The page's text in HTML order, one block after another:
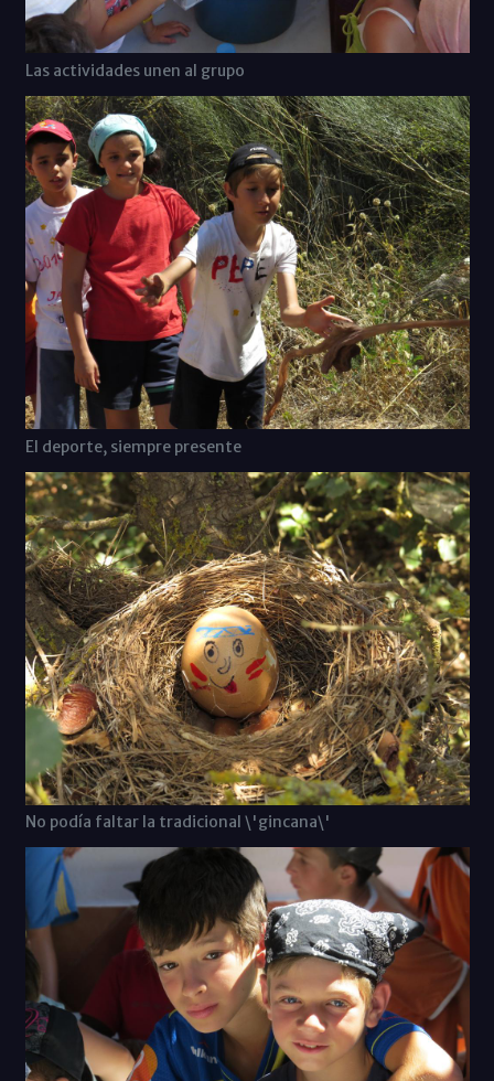
Las actividades unen al grupo
El deporte, siempre presente
No podía faltar la tradicional \'gincana\'